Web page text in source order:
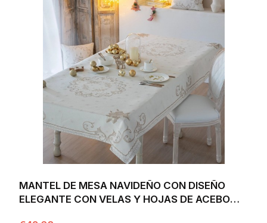
MANTEL DE MESA NAVIDEÑO CON DISEÑO
ELEGANTE CON VELAS Y HOJAS DE ACEBO